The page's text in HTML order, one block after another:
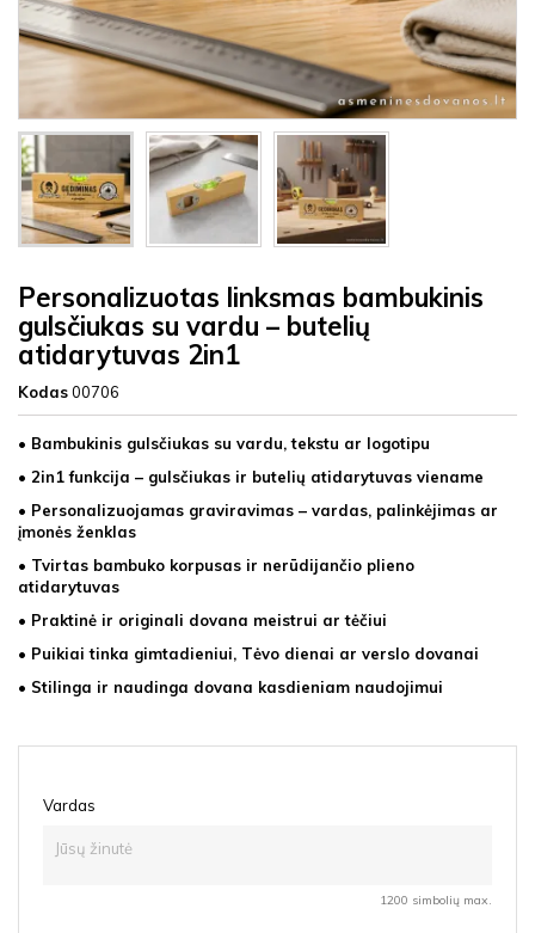
Personalizuotas linksmas bambukinis
gulsčiukas su vardu – butelių
atidarytuvas 2in1
Kodas00706
• Bambukinis gulsčiukas su vardu, tekstu ar logotipu
• 2in1 funkcija – gulsčiukas ir butelių atidarytuvas viename
• Personalizuojamas graviravimas – vardas, palinkėjimas ar
įmonės ženklas
• Tvirtas bambuko korpusas ir nerūdijančio plieno
atidarytuvas
• Praktinė ir originali dovana meistrui ar tėčiui
• Puikiai tinka gimtadieniui, Tėvo dienai ar verslo dovanai
• Stilinga ir naudinga dovana kasdieniam naudojimui
Vardas
1200 simbolių max.